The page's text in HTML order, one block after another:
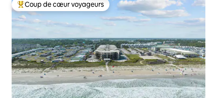
Coups de cœur voyageurs les plus appréciés
Coup de cœur voyageurs